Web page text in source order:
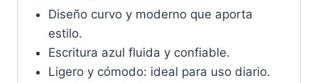
Diseño curvo y moderno que aporta
estilo.
Escritura azul fluida y confiable.
Ligero y cómodo: ideal para uso diario.